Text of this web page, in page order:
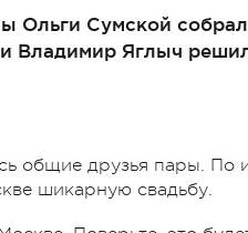
Ольги Сумской
Владимир Яглыч
общие друзья пары. По
шикарную свадьбу.